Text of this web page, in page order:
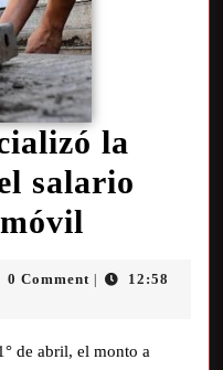
la
salario
0 Comment
12:58
de abril, el monto a